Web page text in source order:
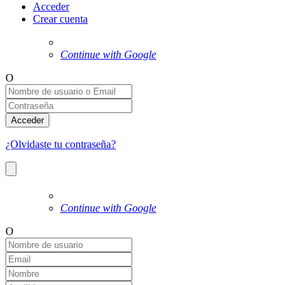
Acceder
Crear cuenta
Continue with Google
O
Acceder
¿Olvidaste tu contraseña?
Continue with Google
O